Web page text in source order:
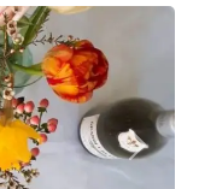
Next